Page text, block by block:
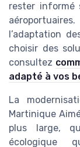
rester informé
l’adaptation
choisir des
consultez
adapté à vos
La
Martinique
plus large,
écologique